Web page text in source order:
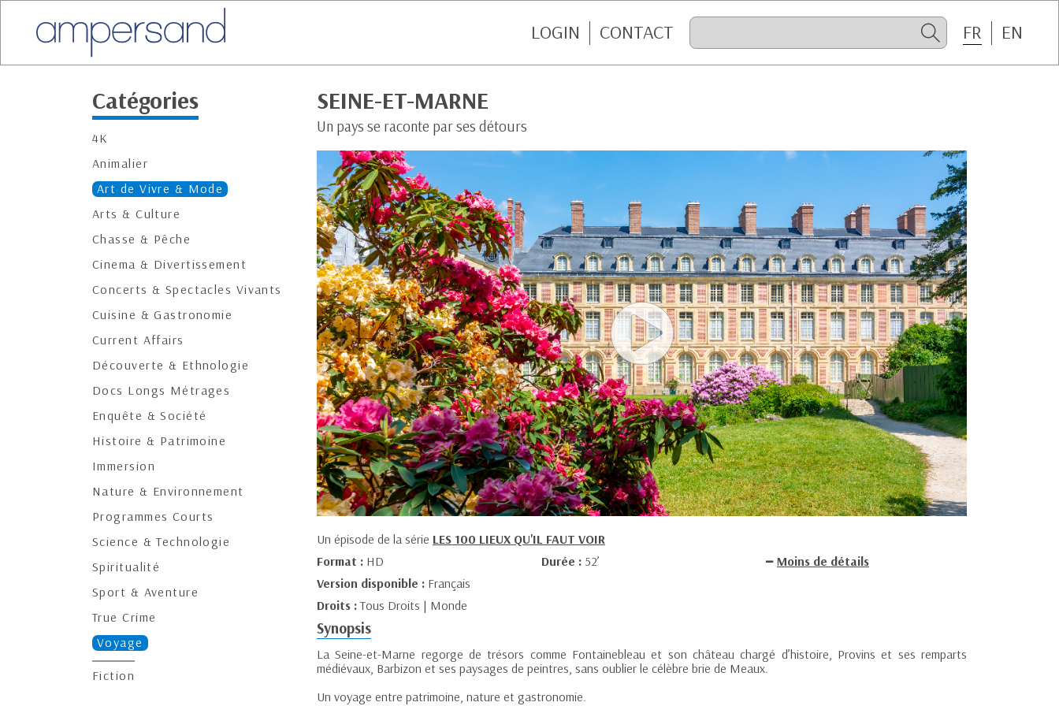
LOGIN CONTACT FR EN
Catégories
4K
Animalier
Art de Vivre & Mode
Arts & Culture
Chasse & Pêche
Cinema & Divertissement
Concerts & Spectacles Vivants
Cuisine & Gastronomie
Current Affairs
Découverte & Ethnologie
Docs Longs Métrages
Enquête & Société
Histoire & Patrimoine
Immersion
Nature & Environnement
Programmes Courts
Science & Technologie
Spiritualité
Sport & Aventure
True Crime
Voyage
Fiction
SEINE-ET-MARNE
Un pays se raconte par ses détours
Un épisode de la série LES 100 LIEUX QU'IL FAUT VOIR
Format : HD Durée : 52’
Moins de détails
Version disponible : Français
Droits :Tous Droits | Monde
Synopsis
La Seine-et-Marne regorge de trésors comme Fontainebleau et son château chargé d’histoire, Provins et ses remparts
médiévaux, Barbizon et ses paysages de peintres, sans oublier le célèbre brie de Meaux.
Un voyage entre patrimoine, nature et gastronomie.